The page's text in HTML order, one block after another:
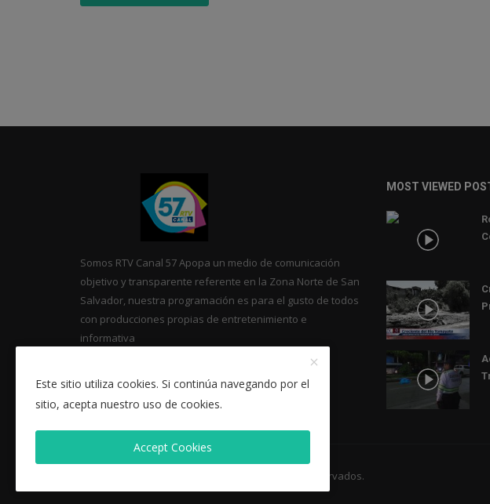
Somos RTV Canal 57 Apopa un medio de comunicación
objetivo y transparente referente en la Zona Norte de San
Salvador, nuestra programación es para el gusto de todos
con producciones propias de entretenimiento e
informativa
MOST VIEWED
Copyright 2021 canal57- Todos los Derechos Reservados.
Este sitio utiliza cookies. Si continúa navegando por el
sitio, acepta nuestro uso de cookies.
Accept Cookies